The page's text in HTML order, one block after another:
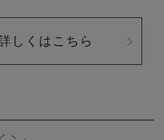
しくはこちら